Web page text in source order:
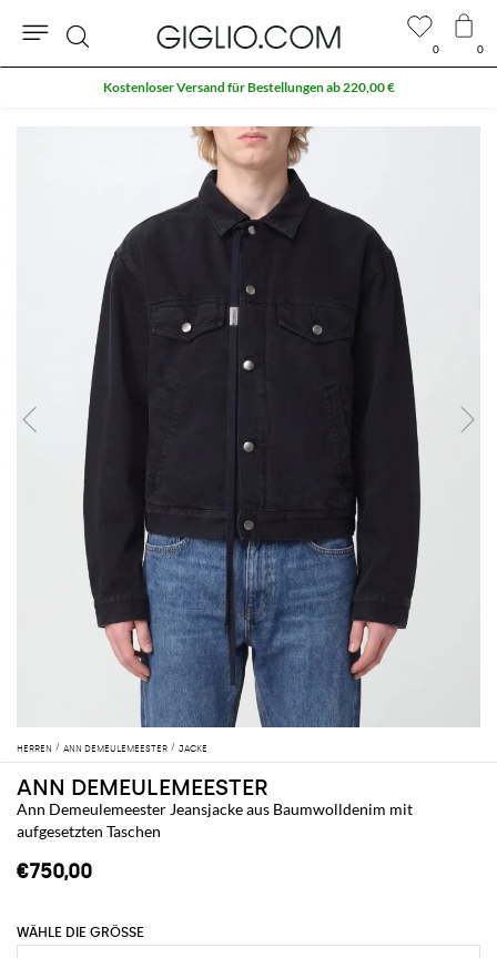
HERREN ANN DEMEULEMEESTER JACKE
ANN DEMEULEMEESTER
Ann Demeulemeester Jeansjacke aus Baumwolldenim mit
aufgesetzten Taschen
€750,00
WÄHLE DIE GRÖSSE
0 0
Suche
Kostenloser Versand für Bestellungen ab 220,00 €